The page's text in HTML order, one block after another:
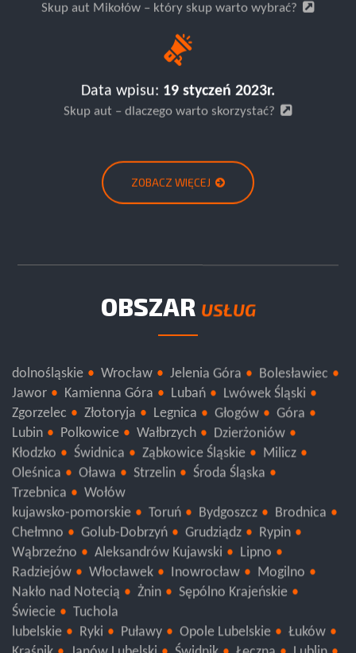
Skup aut Mikołów – który skup warto wybrać?
Data wpisu: 19 styczeń 2023r.
Skup aut – dlaczego warto skorzystać?
ZOBACZ WIĘCEJ
OBSZAR USŁUG
dolnośląskie Wrocław Jelenia Góra
Bolesławiec
Jawor
Kamienna Góra Lubań
Lwówek Śląski
Zgorzelec
Złotoryja Legnica Głogów
Góra
Lubin
Polkowice Wałbrzych
Dzierżoniów
Kłodzko
Świdnica Ząbkowice Śląskie
Milicz
Oleśnica
Oława
Trzebnica
Wołów
kujawsko-pomorskie
Toruń Bydgoszcz
Brodnica
Chełmno
Golub-Dobrzyń Grudziądz
Rypin
Wąbrzeźno
Aleksandrów Kujawski
Lipno
Radziejów
Włocławek Inowrocław
Mogilno
Nakło nad Notecią
Świecie
Tuchola
lubelskie
Ryki Puławy Opole Lubelskie Łuków